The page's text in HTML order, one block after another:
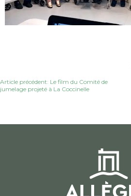
Navigation
l’article
Article précédent: Le film du Comité de
jumelage projeté à La Coccinelle